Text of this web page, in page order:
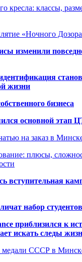
кресла: классы,
«Ночного
изменили
жизни
бизнеса
основной этап
на заказ в
плюсы,
вступительная
набор
приблизился к
искать следы
медали СССР в